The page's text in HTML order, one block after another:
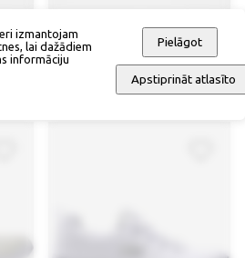
Teniskurpes, Tom Tailor
72,90 €
izmantojam
lai dažādiem
informāciju
Pielāgot
Apstiprināt atlasīto